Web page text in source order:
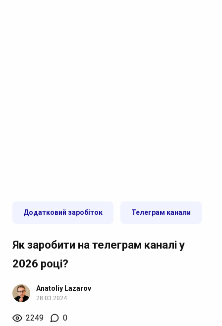
Додатковий заробіток Телеграм канали
Як заробити на телеграм каналі у
2026 році?
Anatoliy Lazarov
28.03.2024
2249 0